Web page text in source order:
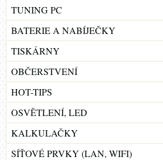
TUNING PC
BATERIE A NABÍJEČKY
TISKÁRNY
OBČERSTVENÍ
HOT-TIPS
OSVĚTLENÍ, LED
KALKULAČKY
SÍŤOVÉ PRVKY (LAN, WIFI)